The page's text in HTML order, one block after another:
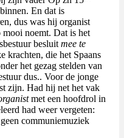
En dat is
dus was hij organist
mooi noemt. Dat is het
besluit mee te
krachten, die het Spaans
het gezag stelden van
dus.. Voor de jonge
zijn. Had hij net het vak
met een hoofdrol in
had weer vergeten:
communiemuziek